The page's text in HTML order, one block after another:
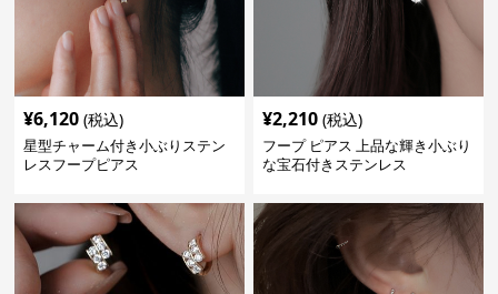
¥6,120 (税込)
星型チャーム付き小ぶりステン
レスフープピアス
¥2,210 (税込)
フープ ピアス 上品な輝き小ぶり
な宝石付きステンレス